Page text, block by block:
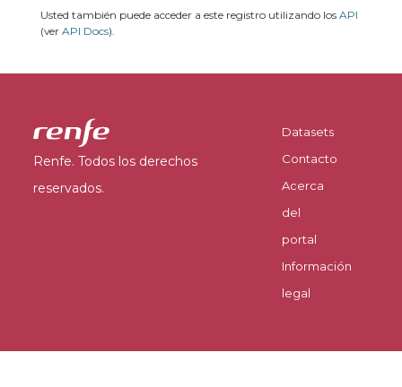
Usted también puede acceder a este registro utilizando los API
(ver API Docs).
Renfe. Todos los derechos
reservados.
Datasets
Contacto
Acerca
del
portal
Información
legal